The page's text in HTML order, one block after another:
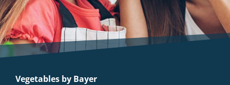
Vegetables by Bayer